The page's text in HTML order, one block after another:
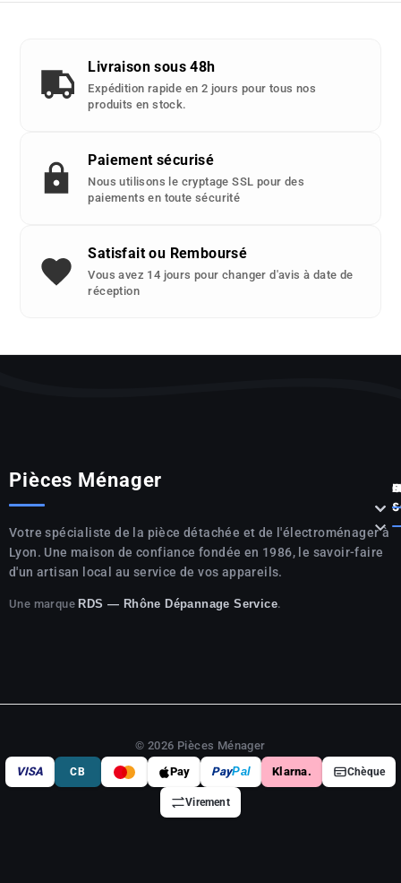
Livraison sous 48h
Expédition rapide en 2 jours pour tous nos
produits en stock.
Paiement sécurisé
Nous utilisons le cryptage SSL pour des
paiements en toute sécurité
Satisfait ou Remboursé
Vous avez 14 jours pour changer d'avis à date de
réception
Pièces Ménager
Votre spécialiste de la pièce détachée et de l'électroménager à
Lyon. Une maison de confiance fondée en 1986, le savoir-faire
d'un artisan local au service de vos appareils.
Une marque RDS — Rhône Dépannage Service.




© 2026 Pièces Ménager
VISA
CB Pay PayPal Klarna. Chèque
Virement